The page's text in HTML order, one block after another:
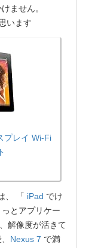
ません。
います
プレイ Wi-Fi
、 「 iPad でけ
とアプリケー
解像度が活きて
Nexus 7 で満